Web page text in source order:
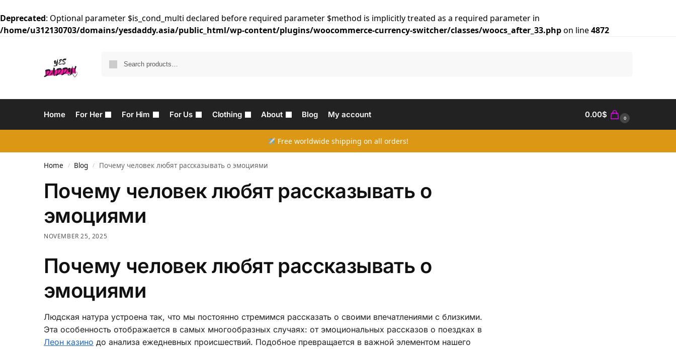
Deprecated: Optional parameter $is_cond_multi declared before required parameter $method is implicitly treated as a required parameter in
/home/u312130703/domains/yesdaddy.asia/public_html/wp-content/plugins/woocommerce-currency-switcher/classes/woocs_after_33.phpon line4872
Home For Her For Him For Us Clothing About Blog My account 0.00$ 0
Free worldwide shipping on all orders!
Home / Blog / Почему человек любят рассказывать о эмоциями
Почему человек любят рассказывать о
эмоциями
NOVEMBER 25, 2025
Почему человек любят рассказывать о
эмоциями
Людская натура устроена так, что мы постоянно стремимся рассказать о своими впечатлениями с близкими.
Эта особенность отображается в самых многообразных случаях: от эмоциональных рассказов о поездках в
Леон казино до анализа ежедневных происшествий. Подобное превращается в важной элементом нашего